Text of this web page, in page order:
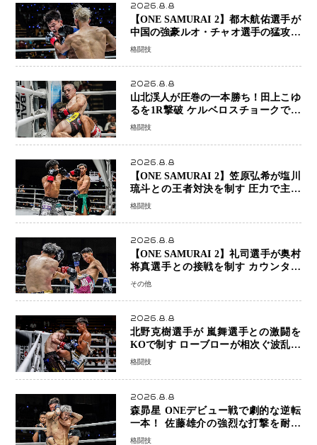
2026.8.8
【ONE SAMURAI 2】都木航佑選手が
中国の強豪ルオ・チャオ選手の猛攻を
受けながらも的確な攻撃で応戦 最後
格闘技
2026.8.8
山北渓人が圧巻の一本勝ち！田上こゆ
るを1R撃破 ケルベロスチョークで存
在感を示す
格闘技
2026.8.8
【ONE SAMURAI 2】笠原弘希が塩川
琉斗との王者対決を制す 圧力で主導
権を握り判定勝利
格闘技
2026.8.8
【ONE SAMURAI 2】礼司選手が奥村
将真選手との接戦を制す カウンター
と正確な打撃で判定勝利
その他
2026.8.8
北野克樹選手が 嵐舞選手との激闘を
KOで制す ローブローが相次ぐ波乱の
展開…涙の勝利「生まれてくる娘のた
格闘技
2026.8.8
森昴星 ONEデビュー戦で劇的な逆転
一本！ 佐藤雄介の強烈な打撃を耐え
抜き、リアネイキッドチョークで勝利
格闘技